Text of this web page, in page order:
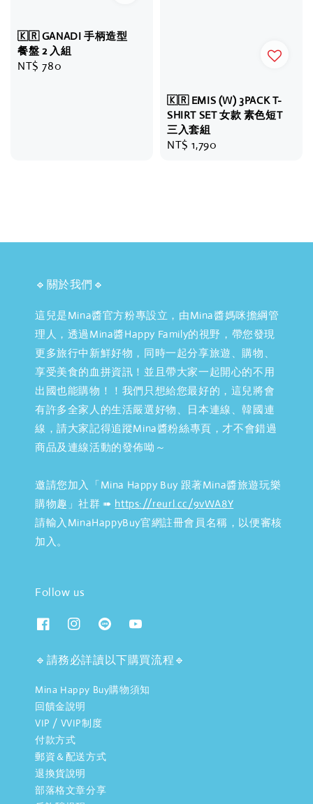
🇰🇷 GANADI 手柄造型
餐盤 2 入組
Regular
NT$ 780
🇰🇷 EMIS (W) 3PACK T-
SHIRT SET 女款 素色短T
三入套組
Regular
NT$ 1,790
🔹關於我們🔹
這兒是Mina醬官方粉專設立，由Mina醬媽咪擔綱管
理人，透過Mina醬Happy Family的視野，帶您發現
更多旅行中新鮮好物，同時一起分享旅遊、購物、
享受美食的血拼資訊！並且帶大家一起開心的不用
出國也能購物！！我們只想給您最好的，這兒將會
有許多全家人的生活嚴選好物、日本連線、韓國連
線，請大家記得追蹤Mina醬粉絲專頁，才不會錯過
商品及連線活動的發佈呦～
邀請您加入「Mina Happy Buy 跟著Mina醬旅遊玩樂
購物趣」社群 ➠ https://reurl.cc/9vWA8Y
請輸入MinaHappyBuy官網註冊會員名稱，以便審核
加入。
Follow us
🔹請務必詳讀以下購買流程🔹
Mina Happy Buy購物須知
回饋金說明
VIP / VVIP制度
付款方式
郵資＆配送方式
退換貨說明
部落格文章分享